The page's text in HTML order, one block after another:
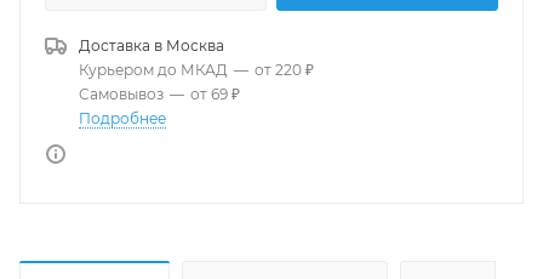
Доставка в Москва
Курьером до МКАД — от 220 ₽
Самовывоз — от 69 ₽
Подробнее